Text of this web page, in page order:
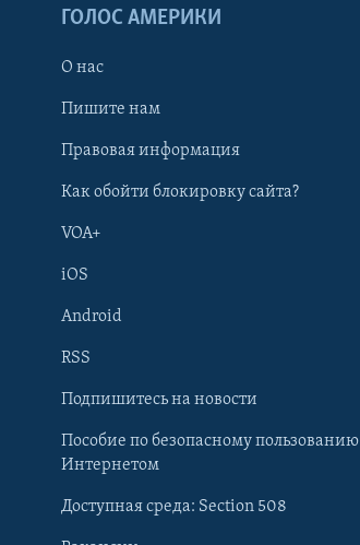
Learning English
ГОЛОС АМЕРИКИ
О нас
Пишите нам
Правовая информация
Как обойти блокировку сайта?
VOA+
iOS
Android
RSS
Подпишитесь на новости
Пособие по безопасному пользованию
Интернетом
Доступная среда: Section 508